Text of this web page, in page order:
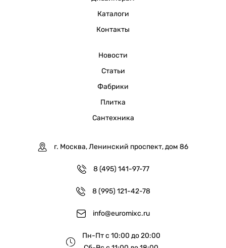
Каталоги
Контакты
Новости
Статьи
Фабрики
Плитка
Сантехника
г. Москва, Ленинский проспект, дом 86
8 (495) 141-97-77
8 (995) 121-42-78
info@euromixc.ru
Пн-Пт с 10:00 до 20:00